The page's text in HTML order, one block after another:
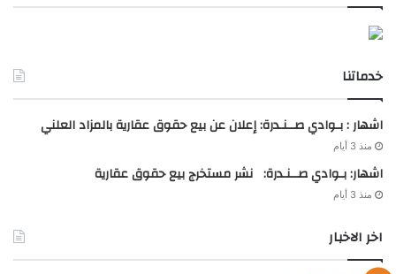
خدماتنا
اشهار : بـوادي صــنـدرة: إعلان عن بيع حقوق عقارية بالمزاد العلني
منذ 3 أيام
اشهار: بـوادي صــنـدرة: نشر مستخرج بيع حقوق عقارية
منذ 3 أيام
اخر الاخبار